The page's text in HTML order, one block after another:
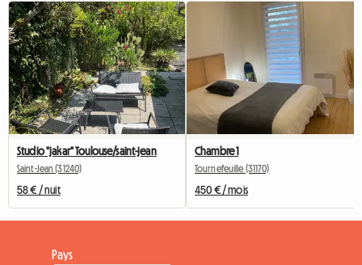
Studio "jakar" Toulouse/saint-jean
Saint-Jean (31240)
58 € / nuit
Chambre 1
Tournefeuille (31170)
450 € / mois
Pays